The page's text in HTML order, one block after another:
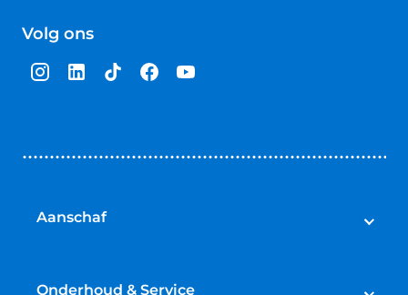
van
sterren
Volg ons
Aanschaf
Bedrijfswagens
Onderhoud & Service